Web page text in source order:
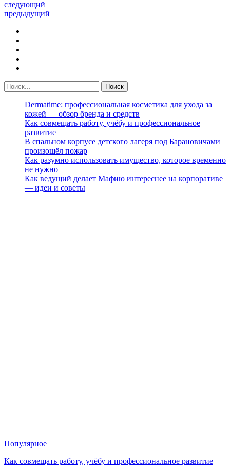
следующий
предыдущий
Dermatime: профессиональная косметика для ухода за
кожей — обзор бренда и средств
Как совмещать работу, учёбу и профессиональное
развитие
В спальном корпусе детского лагеря под Барановичами
произошёл пожар
Как разумно использовать имущество, которое временно
не нужно
Как ведущий делает Мафию интереснее на корпоративе
— идеи и советы
Популярное
Как совмещать работу, учёбу и профессиональное развитие